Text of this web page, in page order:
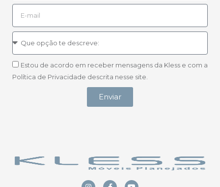
Estou de acordo em receber mensagens da Kless e com a
Política de Privacidade descrita nesse site.
Enviar